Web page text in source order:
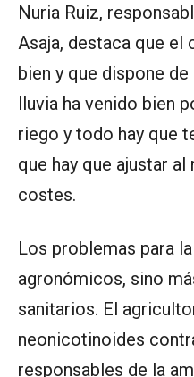
Nuria Ruiz,
Asaja, destaca que el
bien y que dispone
lluvia ha venido bien
riego y todo hay que
que hay que ajustar
costes.
Los problemas para
agronómicos, sino
sanitarios. El
neonicotinoides
responsables de la